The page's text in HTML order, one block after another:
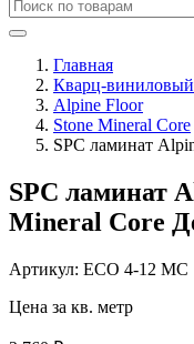
Главная
Кварц-
Alpine Floor
Stone Mineral Core
SPC ламинат
SPC ламинат
Mineral Core
Артикул: ЕСО 4-12 MC
Цена за кв. метр